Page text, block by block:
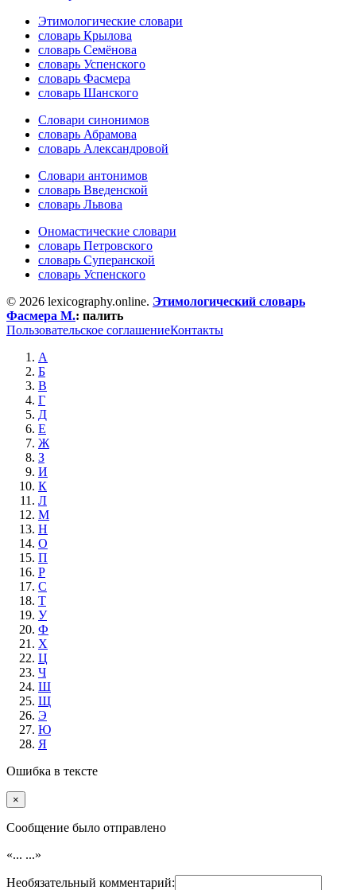
Этимологические словари
словарь Крылова
словарь Семёнова
словарь Успенского
словарь Фасмера
словарь Шанского
Словари синонимов
словарь Абрамова
словарь Александровой
Словари антонимов
словарь Введенской
словарь Львова
Ономастические словари
словарь Петровского
словарь Суперанской
словарь Успенского
© 2026 lexicography.online. Этимологический словарь
Фасмера М.: палить
Пользовательское соглашениеКонтакты
А
Б
В
Г
Д
Е
Ж
З
И
К
Л
М
Н
О
П
Р
С
Т
У
Ф
Х
Ц
Ч
Ш
Щ
Э
Ю
Я
Ошибка в тексте
×
Cообщение было отправлено
«... ...»
Необязательный комментарий: